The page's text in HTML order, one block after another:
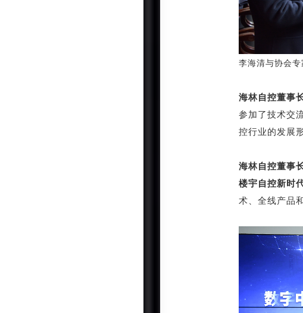
李海清与协会专
海林自控董事
参加了技术交
控行业的发展
海林自控董事
楼宇自控新时
术、全线产品